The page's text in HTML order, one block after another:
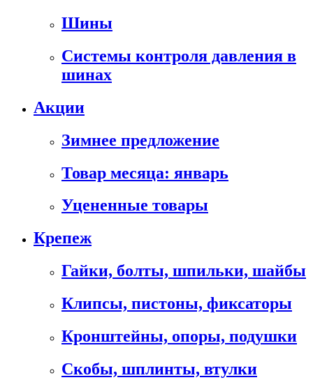
Шины
Системы контроля давления в
шинах
Акции
Зимнее предложение
Товар месяца: январь
Уцененные товары
Крепеж
Гайки, болты, шпильки, шайбы
Клипсы, пистоны, фиксаторы
Кронштейны, опоры, подушки
Скобы, шплинты, втулки